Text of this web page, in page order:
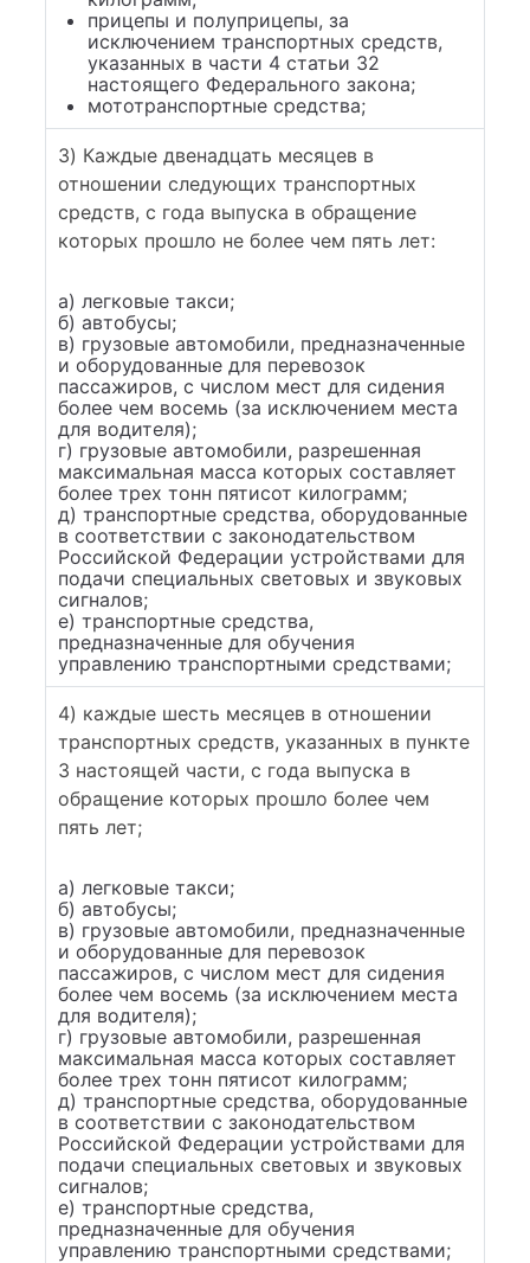
прицепы и полуприцепы, за
исключением транспортных средств,
указанных в части 4 статьи 32
настоящего Федерального закона;
мототранспортные средства;
3) Каждые двенадцать месяцев в
отношении следующих транспортных
средств, с года выпуска в обращение
которых прошло не более чем пять лет:
а) легковые такси;
б) автобусы;
в) грузовые автомобили, предназначенные
и оборудованные для перевозок
пассажиров, с числом мест для сидения
более чем восемь (за исключением места
для водителя);
г) грузовые автомобили, разрешенная
максимальная масса которых составляет
более трех тонн пятисот килограмм;
д) транспортные средства, оборудованные
в соответствии с законодательством
Российской Федерации устройствами для
подачи специальных световых и звуковых
сигналов;
е) транспортные средства,
предназначенные для обучения
управлению транспортными средствами;
4) каждые шесть месяцев в отношении
транспортных средств, указанных в пункте
3 настоящей части, с года выпуска в
обращение которых прошло более чем
пять лет;
а) легковые такси;
б) автобусы;
в) грузовые автомобили, предназначенные
и оборудованные для перевозок
пассажиров, с числом мест для сидения
более чем восемь (за исключением места
для водителя);
г) грузовые автомобили, разрешенная
максимальная масса которых составляет
более трех тонн пятисот килограмм;
д) транспортные средства, оборудованные
в соответствии с законодательством
Российской Федерации устройствами для
подачи специальных световых и звуковых
сигналов;
е) транспортные средства,
предназначенные для обучения
управлению транспортными средствами;